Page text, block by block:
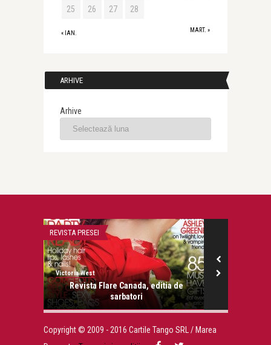
« IAN. MART. »
25 26 27 28
ARHIVE
Arhive
REVISTA PRESEI
Victoria West
Revista Flare Canada, editia de
sarbatori
Copyright © 2009 - 2016 Cartile Tango SRL / Marea